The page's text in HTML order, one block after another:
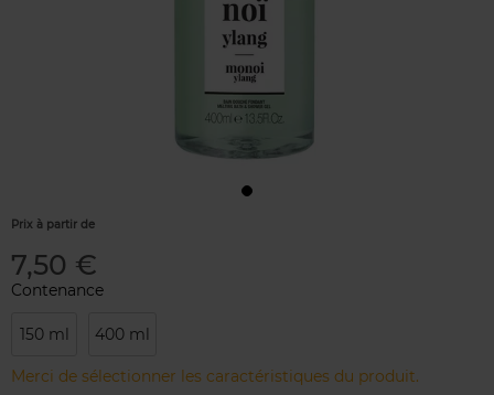
Prix à partir de
7,50 €
Contenance
150 ml 400 ml
Merci de sélectionner les caractéristiques du produit.